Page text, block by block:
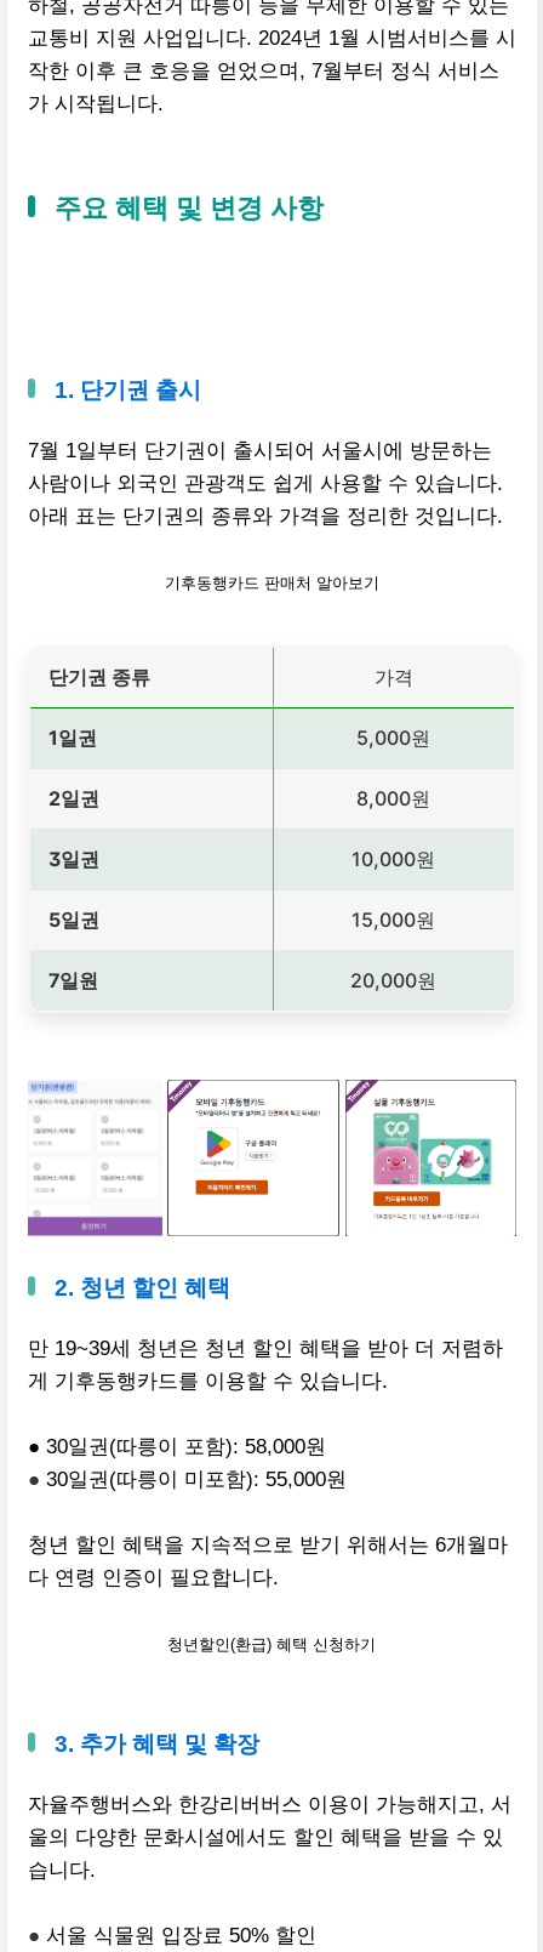
하철, 공공자전거 따릉이 등을 무제한 이용할 수 있는
교통비 지원 사업입니다. 2024년 1월 시범서비스를 시
작한 이후 큰 호응을 얻었으며, 7월부터 정식 서비스
가 시작됩니다.
주요 혜택 및 변경 사항
1. 단기권 출시
7월 1일부터 단기권이 출시되어 서울시에 방문하는
사람이나 외국인 관광객도 쉽게 사용할 수 있습니다.
아래 표는 단기권의 종류와 가격을 정리한 것입니다.
기후동행카드 판매처 알아보기
단기권 종류 가격
1일권 5,000원
2일권 8,000원
3일권 10,000원
5일권 15,000원
7일원 20,000원
2. 청년 할인 혜택
만 19~39세 청년은 청년 할인 혜택을 받아 더 저렴하
게 기후동행카드를 이용할 수 있습니다.
● 30일권(따릉이 포함): 58,000원
● 30일권(따릉이 미포함): 55,000원
청년 할인 혜택을 지속적으로 받기 위해서는 6개월마
다 연령 인증이 필요합니다.
청년할인(환급) 혜택 신청하기
3. 추가 혜택 및 확장
자율주행버스와 한강리버버스 이용이 가능해지고, 서
울의 다양한 문화시설에서도 할인 혜택을 받을 수 있
습니다.
● 서울 식물원 입장료 50% 할인